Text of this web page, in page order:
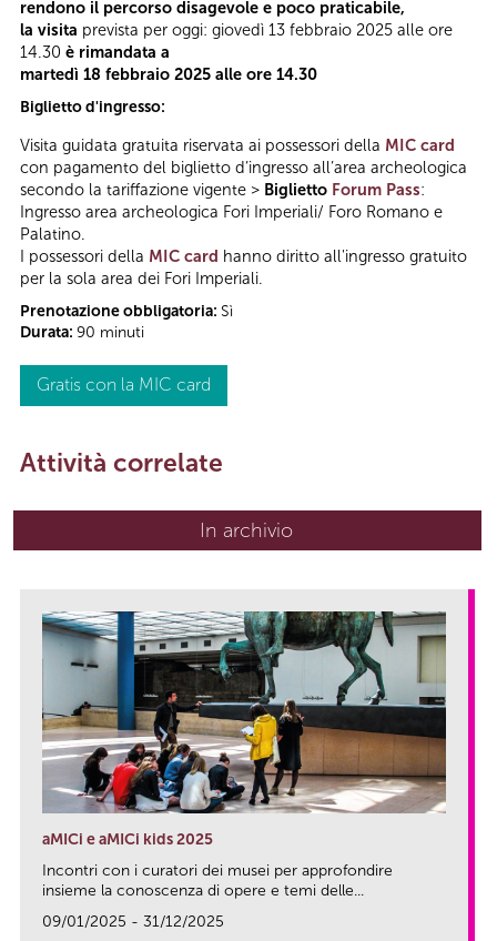
rendono il percorso disagevole e poco praticabile,
la visita prevista per oggi: giovedì 13 febbraio 2025 alle ore
14.30 è rimandata a
martedì 18 febbraio 2025 alle ore 14.30
Biglietto d'ingresso:
Visita guidata gratuita riservata ai possessori della MIC card
con pagamento del biglietto d’ingresso all’area archeologica
secondo la tariffazione vigente > Biglietto Forum Pass:
Ingresso area archeologica Fori Imperiali/ Foro Romano e
Palatino.
I possessori della MIC card hanno diritto all'ingresso gratuito
per la sola area dei Fori Imperiali.
Prenotazione obbligatoria: Sì
Durata: 90 minuti
Gratis con la MIC card
Attività correlate
In archivio
aMICi e aMICi kids 2025
Incontri con i curatori dei musei per approfondire
insieme la conoscenza di opere e temi delle...
09/01/2025 - 31/12/2025